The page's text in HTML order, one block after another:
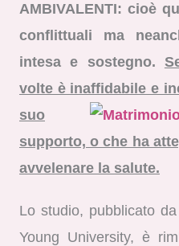
AMBIVALENTI: cioè
conflittuali ma
intesa e sostegno.
volte è inaffidabile e
suo
supporto, o che ha
avvelenare la salute.
Lo studio, pubblicato
Young University, è